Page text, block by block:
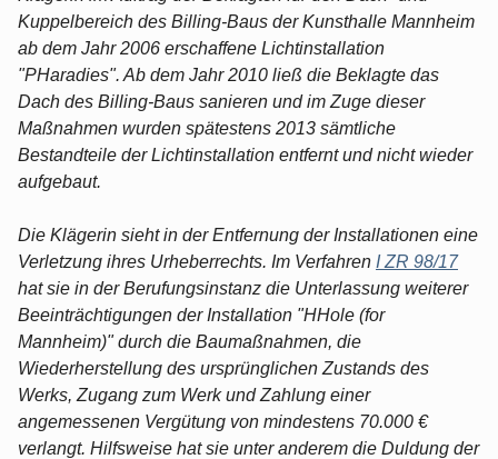
Kuppelbereich des Billing-Baus der Kunsthalle Mannheim
ab dem Jahr 2006 erschaffene Lichtinstallation
"PHaradies". Ab dem Jahr 2010 ließ die Beklagte das
Dach des Billing-Baus sanieren und im Zuge dieser
Maßnahmen wurden spätestens 2013 sämtliche
Bestandteile der Lichtinstallation entfernt und nicht wieder
aufgebaut.
Die Klägerin sieht in der Entfernung der Installationen eine
Verletzung ihres Urheberrechts. Im Verfahren I ZR 98/17
hat sie in der Berufungsinstanz die Unterlassung weiterer
Beeinträchtigungen der Installation "HHole (for
Mannheim)" durch die Baumaßnahmen, die
Wiederherstellung des ursprünglichen Zustands des
Werks, Zugang zum Werk und Zahlung einer
angemessenen Vergütung von mindestens 70.000 €
verlangt. Hilfsweise hat sie unter anderem die Duldung der